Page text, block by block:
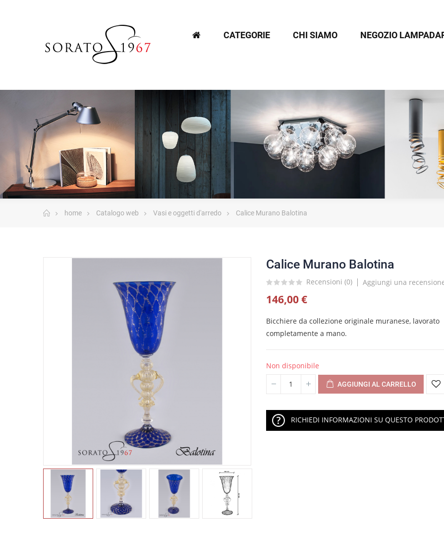
CATEGORIE CHI SIAMO NEGOZIO
home Catalogo web Vasi e oggetti d'arredo Calice Murano Balotina
Calice Murano Balotina
Recensioni (0) Aggiungi una
146,00 €
Bicchiere da collezione originale muranese, lavorato
completamente a mano.
Non disponibile
AGGIUNGI AL CARRELLO
RICHIEDI INFORMAZIONI SU QUESTO